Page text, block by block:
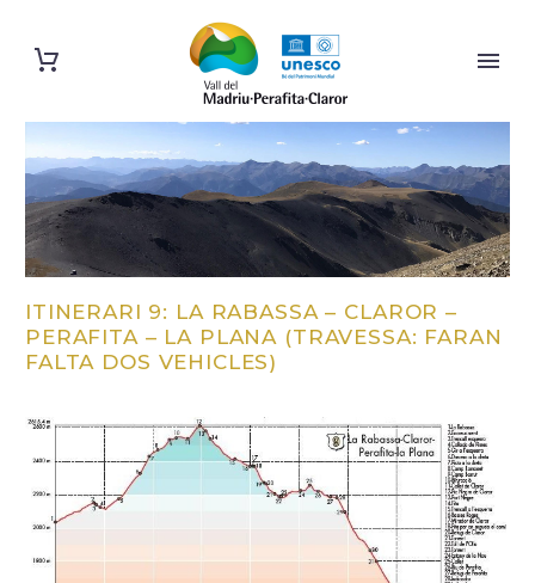
ITINERARI 9: LA RABASSA – CLAROR –
PERAFITA – LA PLANA (TRAVESSA: FARAN
FALTA DOS VEHICLES)